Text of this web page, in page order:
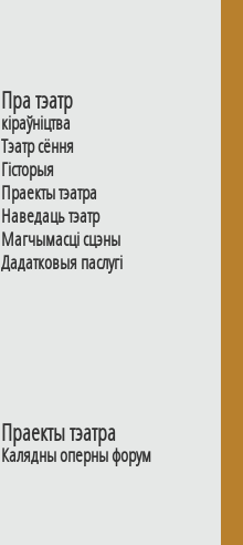
Пра тэатр
кіраўніцтва
Тэатр сёння
Гiсторыя
Праекты тэатра
Наведаць тэатр
Магчымасцi сцэны
Дадаткoвыя паслугi
Праекты тэатра
Калядны оперны форум